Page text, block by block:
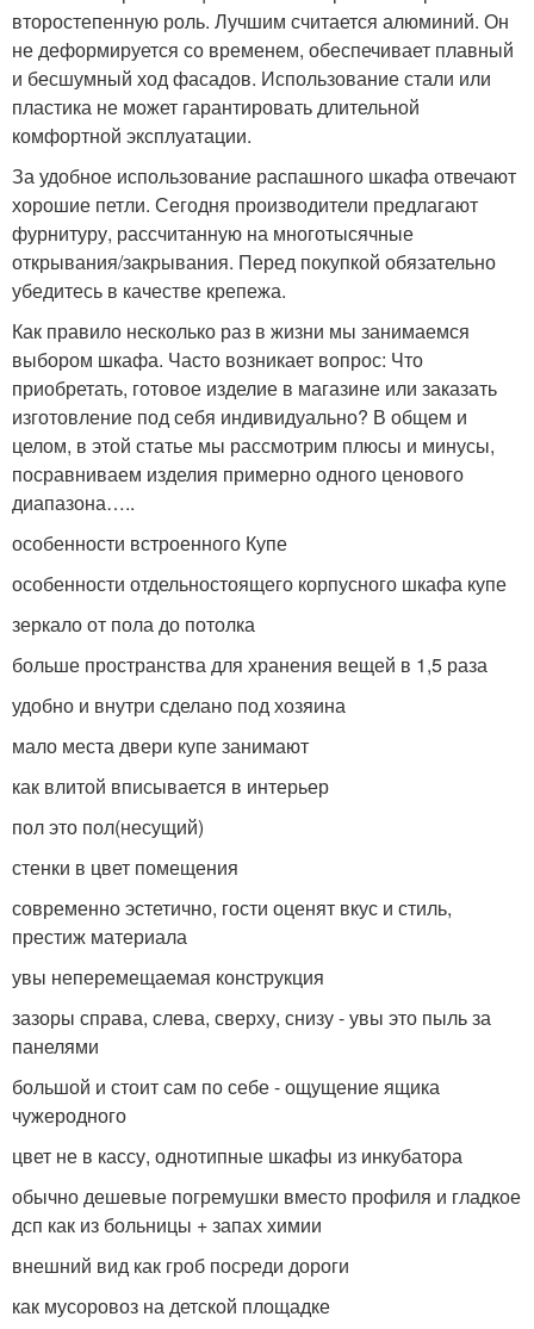
второстепенную роль. Лучшим считается алюминий. Он
не деформируется со временем, обеспечивает плавный
и бесшумный ход фасадов. Использование стали или
пластика не может гарантировать длительной
комфортной эксплуатации.
За удобное использование распашного шкафа отвечают
хорошие петли. Сегодня производители предлагают
фурнитуру, рассчитанную на многотысячные
открывания/закрывания. Перед покупкой обязательно
убедитесь в качестве крепежа.
Как правило несколько раз в жизни мы занимаемся
выбором шкафа. Часто возникает вопрос: Что
приобретать, готовое изделие в магазине или заказать
изготовление под себя индивидуально? В общем и
целом, в этой статье мы рассмотрим плюсы и минусы,
посравниваем изделия примерно одного ценового
диапазона…..
особенности встроенного Купе
особенности отдельностоящего корпусного шкафа купе
зеркало от пола до потолка
больше пространства для хранения вещей в 1,5 раза
удобно и внутри сделано под хозяина
мало места двери купе занимают
как влитой вписывается в интерьер
пол это пол(несущий)
стенки в цвет помещения
современно эстетично, гости оценят вкус и стиль,
престиж материала
увы неперемещаемая конструкция
зазоры справа, слева, сверху, снизу - увы это пыль за
панелями
большой и стоит сам по себе - ощущение ящика
чужеродного
цвет не в кассу, однотипные шкафы из инкубатора
обычно дешевые погремушки вместо профиля и гладкое
дсп как из больницы + запах химии
внешний вид как гроб посреди дороги
как мусоровоз на детской площадке